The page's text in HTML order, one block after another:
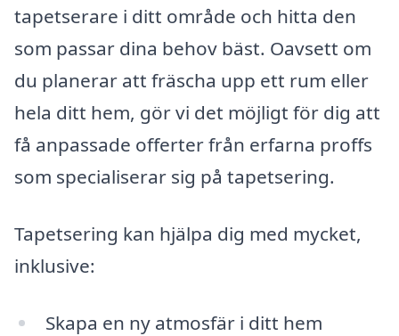
tapetserare i ditt område och hitta den
som passar dina behov bäst. Oavsett om
du planerar att fräscha upp ett rum eller
hela ditt hem, gör vi det möjligt för dig att
få anpassade offerter från erfarna proffs
som specialiserar sig på tapetsering.
Tapetsering kan hjälpa dig med mycket,
inklusive:
Skapa en ny atmosfär i ditt hem